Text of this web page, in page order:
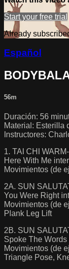
Start your free trial
Already
Español
56m
Duración: 56
Material: Esterilla
Instructores:
1. TAI CHI
Here With Me
Movimientos (de
2A. SUN
You Were Right
Movimientos (de
Plank Leg Lift
2B. SUN
Spoke The
Movimientos (de
Triangle Pose,